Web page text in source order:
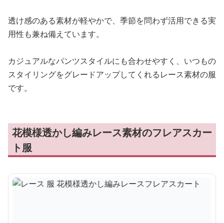
透け感のある素材が軽やかで、季節を問わず活用できる実
用性も兼ね備えています。
カジュアルなパンツスタイルにも合わせやすく、いつもの
スタイリングをグレードアップしてくれるレース素材の服
です。
花模様透かし編みレース素材のフレアスカー
ト服